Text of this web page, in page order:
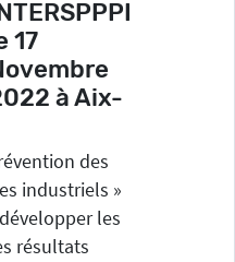
17
à Aix-
des
industriels »
les
résultats